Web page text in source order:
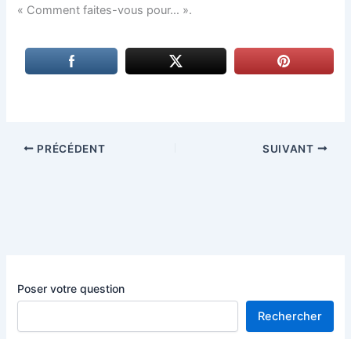
Poser votre question
Rechercher
« Comment faites-vous pour… ».
PRÉCÉDENT SUIVANT